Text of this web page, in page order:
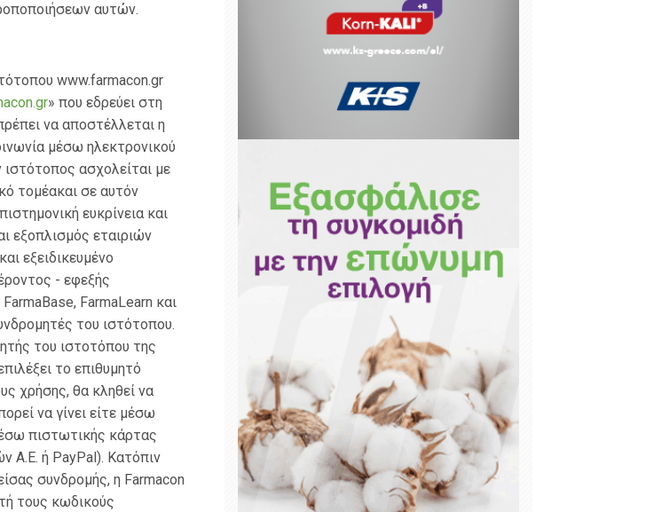
αυτών.
www.farmacon.gr
» που εδρεύει στη
να αποστέλλεται η
μέσω ηλεκτρονικού
ασχολείται με
τομέακαι σε αυτόν
ευκρίνεια και
εξοπλισμός εταιριών
εξειδικευμένο
- εφεξής
FarmaLearn και
του ιστότοπου.
του ιστοτόπου της
το επιθυμητό
χρήσης, θα κληθεί να
να γίνει είτε μέσω
πιστωτικής κάρτας
Α.Ε. ή PayPal). Κατόπιν
συνδρομής, η Farmacon
τους κωδικούς